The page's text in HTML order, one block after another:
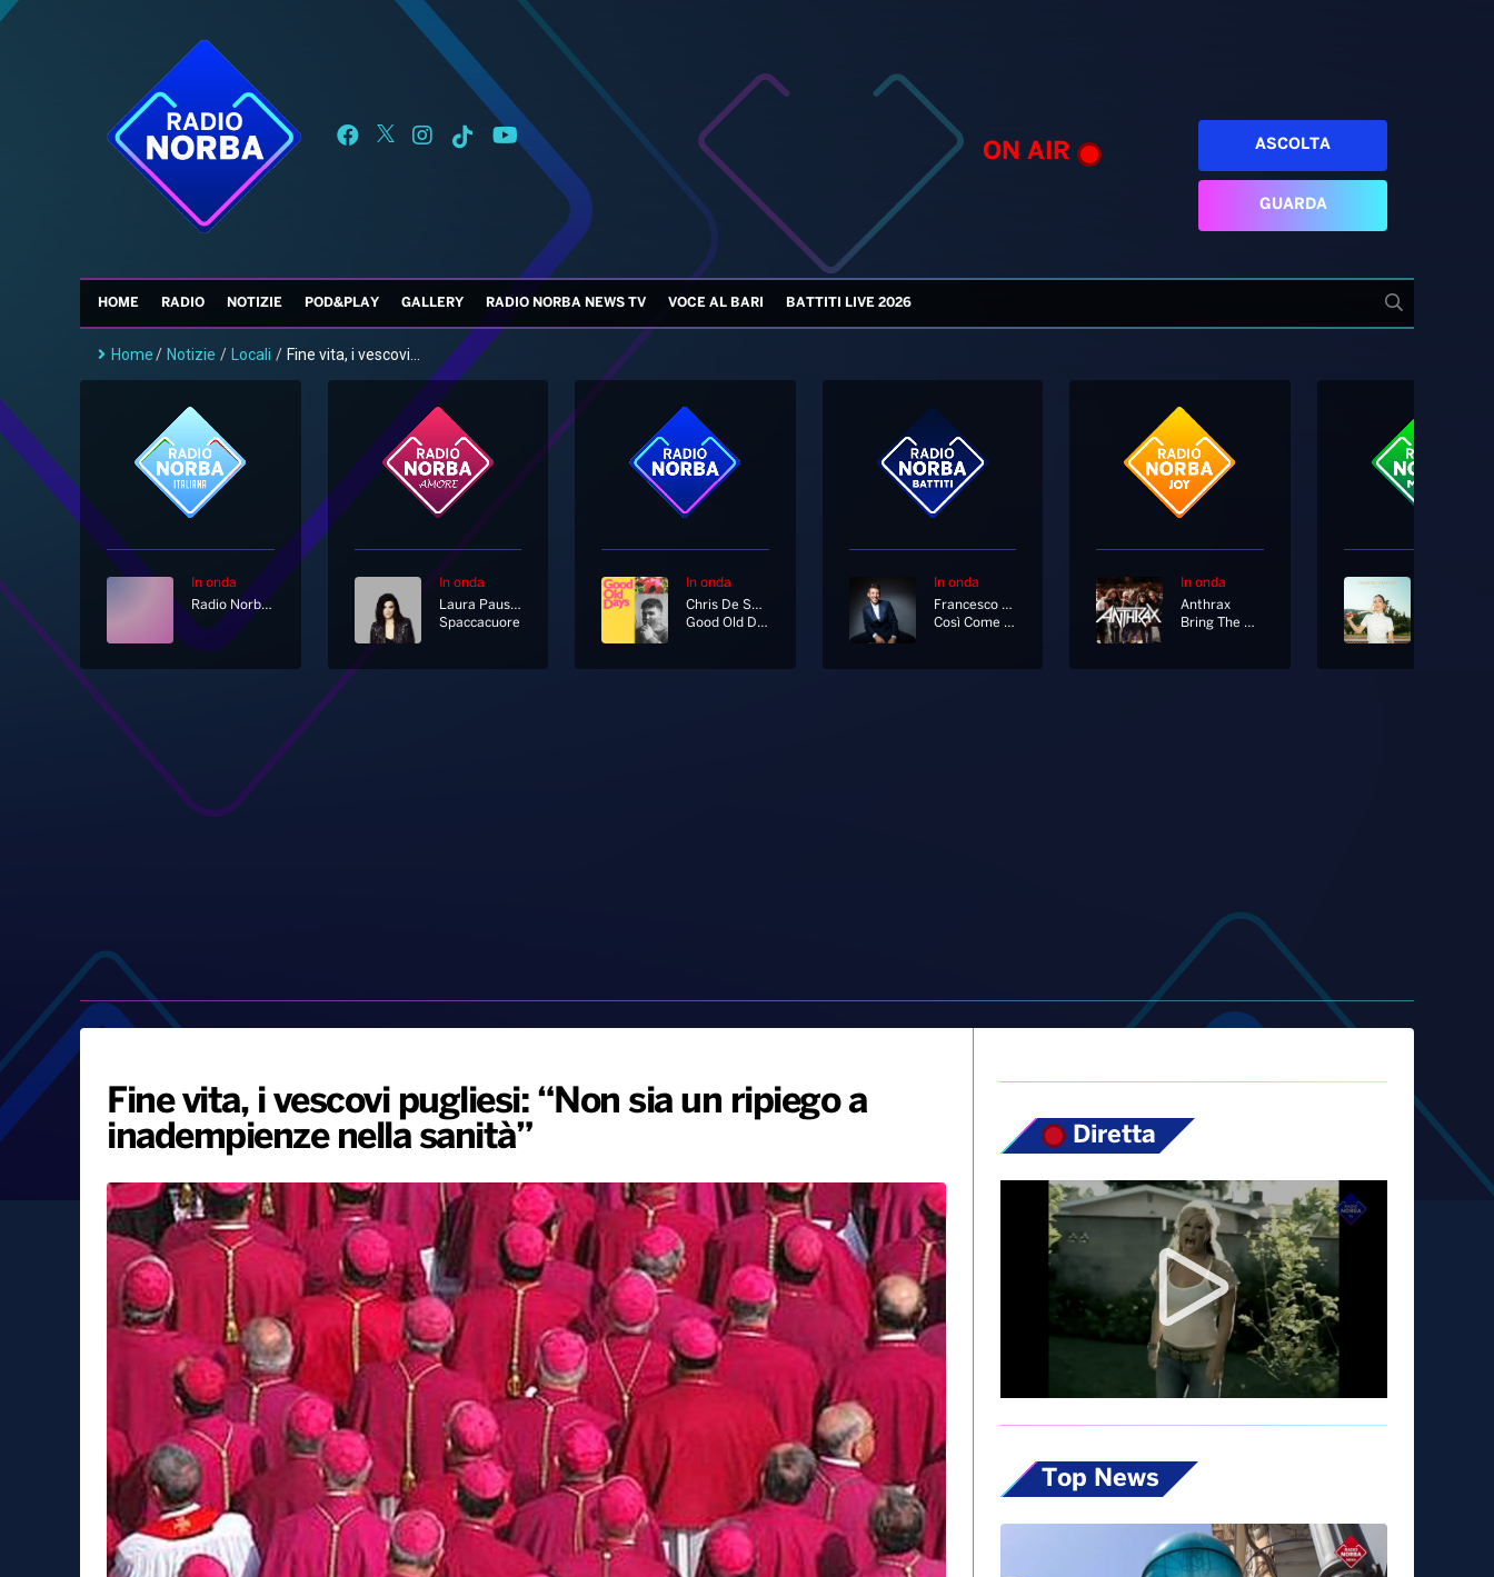
ON AIR ASCOLTA
GUARDA
HOME RADIO NOTIZIE POD&PLAY GALLERY RADIO NORBA NEWS TV VOCE AL BARI BATTITI LIVE 2026
Home/ Notizie / Locali / Fine vita, i vescovi...
In onda
Radio Norba Italiana
In onda
Laura Pausini
Spaccacuore
In onda
Chris De Sarandy
Good Old Days
In onda
Francesco Gabbani
Così Come Mi Viene
In onda
Anthrax
Bring The Noise
Fine vita, i vescovi pugliesi: “Non sia un ripiego a
inadempienze nella sanità”
Diretta
Top News